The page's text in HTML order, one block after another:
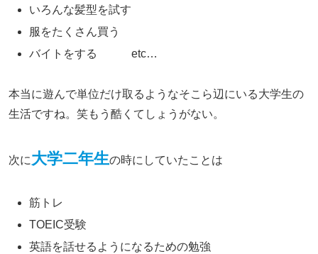
いろんな髪型を試す
服をたくさん買う
バイトをする etc…
本当に遊んで単位だけ取るようなそこら辺にいる大学生の
生活ですね。笑もう酷くてしょうがない。
次に大学二年生の時にしていたことは
筋トレ
TOEIC受験
英語を話せるようになるための勉強